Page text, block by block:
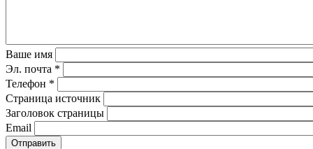
Ваше имя
Эл. почта *
Телефон *
Страница источник
Заголовок страницы
Email